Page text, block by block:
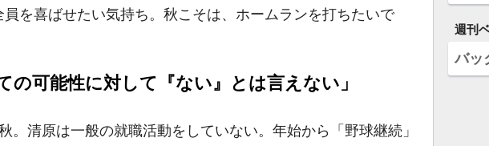
員を喜ばせたい気持ち。秋こそは、ホームランを打ちたいで
の可能性に対して『ない』とは言えない」
。清原は一般の就職活動をしていない。年始から「野球継続」
週刊
バッ